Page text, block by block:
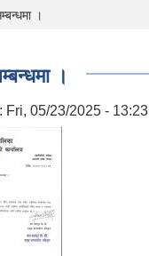
।
।
Fri, 05/23/2025 - 13:23